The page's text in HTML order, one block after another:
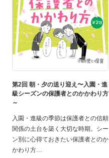
第2回 朝・夕の送り迎え〜入園・進
級シーズンの保護者とのかかわり方
～
入園・進級の季節は保護者との信頼
関係の土台を築く大切な時期。シー
ン別に心得ておきたい保護者とのか
かわり方